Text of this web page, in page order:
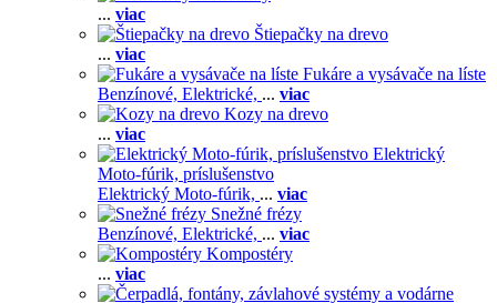
... viac
Štiepačky na drevo
... viac
Fukáre a vysávače na líste
Benzínové, Elektrické, ... viac
Kozy na drevo
... viac
Elektrický
Moto-fúrik, príslušenstvo
Elektrický Moto-fúrik, ... viac
Snežné frézy
Benzínové, Elektrické, ... viac
Kompostéry
... viac